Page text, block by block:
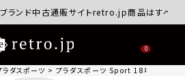
ド中古通販サイトretro.jp商品はすべて正規
0
ラダスポーツ プラダスポーツ Sport 18年 メンズ ナ